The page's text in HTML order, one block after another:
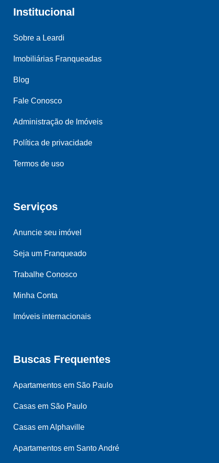
Institucional
Sobre a Leardi
Imobiliárias Franqueadas
Blog
Fale Conosco
Administração de Imóveis
Política de privacidade
Termos de uso
Serviços
Anuncie seu imóvel
Seja um Franqueado
Trabalhe Conosco
Minha Conta
Imóveis internacionais
Buscas Frequentes
Apartamentos em São Paulo
Casas em São Paulo
Casas em Alphaville
Apartamentos em Santo André